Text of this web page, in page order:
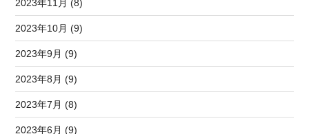
2023年11月 (8)
2023年10月 (9)
2023年9月 (9)
2023年8月 (9)
2023年7月 (8)
2023年6月 (9)